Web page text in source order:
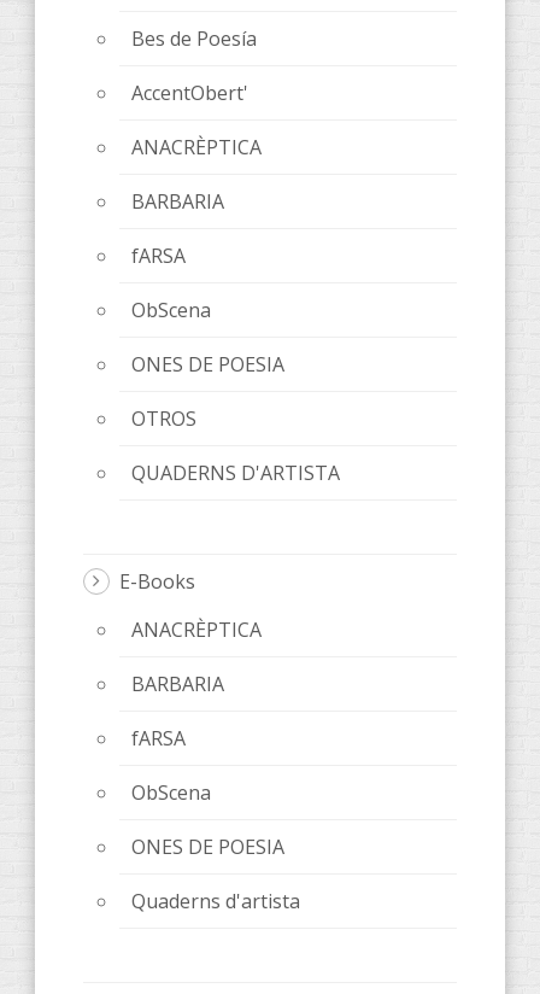
Bes de Poesía
AccentObert'
ANACRÈPTICA
BARBARIA
fARSA
ObScena
ONES DE POESIA
OTROS
QUADERNS D'ARTISTA
E-Books
ANACRÈPTICA
BARBARIA
fARSA
ObScena
ONES DE POESIA
Quaderns d'artista